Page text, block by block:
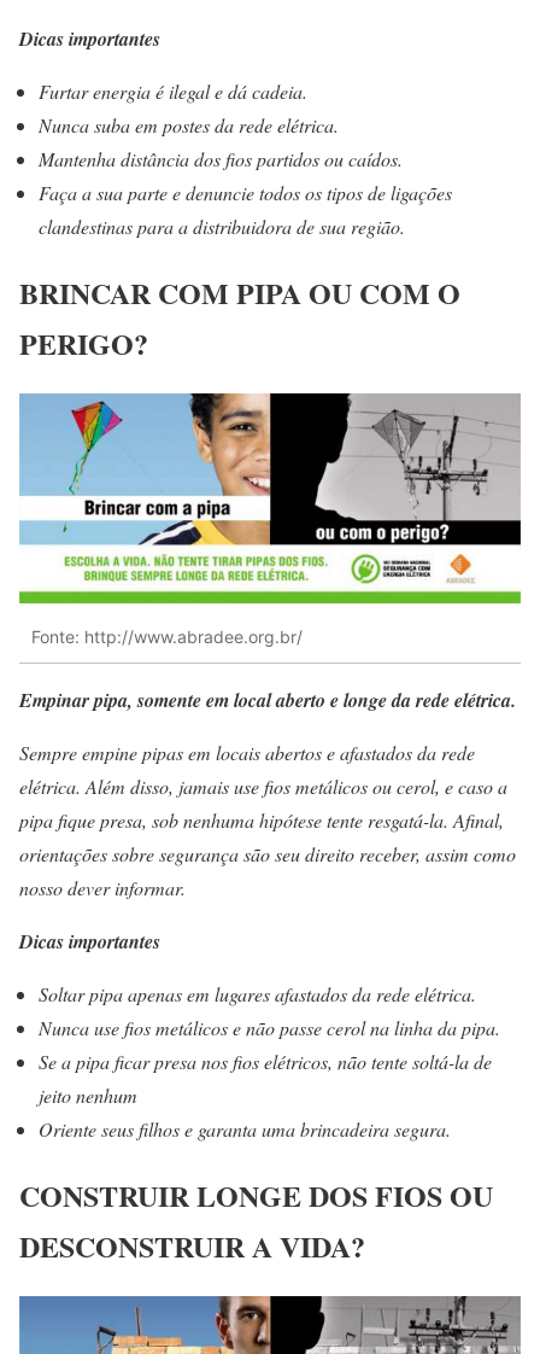
Dicas importantes
Furtar energia é ilegal e dá cadeia.
Nunca suba em postes da rede elétrica.
Mantenha distância dos fios partidos ou caídos.
Faça a sua parte e denuncie todos os tipos de ligações
clandestinas para a distribuidora de sua região.
BRINCAR COM PIPA OU COM O
PERIGO?
Fonte: http://www.abradee.org.br/
Empinar pipa, somente em local aberto e longe da rede elétrica.
Sempre empine pipas em locais abertos e afastados da rede
elétrica. Além disso, jamais use fios metálicos ou cerol, e caso a
pipa fique presa, sob nenhuma hipótese tente resgatá-la. Afinal,
orientações sobre segurança são seu direito receber, assim como
nosso dever informar.
Dicas importantes
Soltar pipa apenas em lugares afastados da rede elétrica.
Nunca use fios metálicos e não passe cerol na linha da pipa.
Se a pipa ficar presa nos fios elétricos, não tente soltá-la de
jeito nenhum
Oriente seus filhos e garanta uma brincadeira segura.
CONSTRUIR LONGE DOS FIOS OU
DESCONSTRUIR A VIDA?